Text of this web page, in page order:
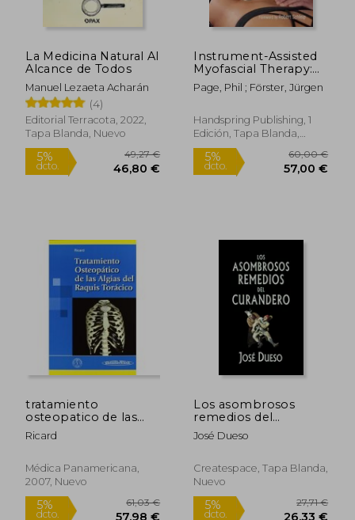
dcto. 26,45 €
5%
dcto.
La Medicina Natural Al
Alcance de Todos
Manuel Lezaeta Acharán
(4)
Editorial Terracota, 2022,
Tapa Blanda, Nuevo
Instrument-Assisted
Myofascial Therapy:
Principles and Clinical
Applications (en
Page, Phil ; Förster, Jürgen
Handspring Publishing, 1
Edición, Tapa Blanda,
Nuevo
tratamiento
osteopatico de las
algias del raquis
toracico
Ricard
Médica Panamericana,
2007, Nuevo
Los asombrosos
remedios del
curandero: Métodos
de curación surgidos
popular (Spanish
Edition)
José Dueso
Createspace, Tapa Blanda,
Nuevo